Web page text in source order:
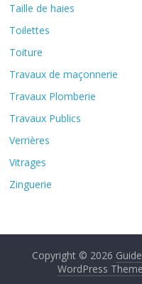
Taille de haies
Toilettes
Toiture
Travaux de maçonnerie
Travaux Plomberie
Travaux Publics
Verrières
Vitrages
Zinguerie
Copyright © 2026
WordPress Theme